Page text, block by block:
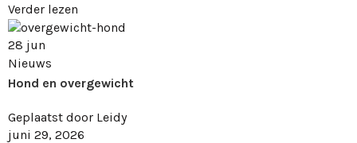
Verder lezen
28 jun
Nieuws
Hond en overgewicht
Geplaatst door Leidy
juni 29, 2026